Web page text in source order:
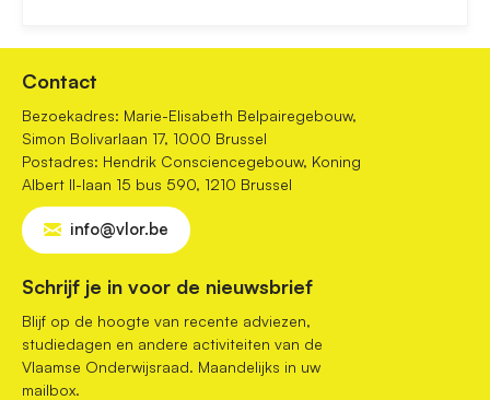
Contact
Bezoekadres: Marie-Elisabeth Belpairegebouw,
Simon Bolivarlaan 17, 1000 Brussel
Postadres: Hendrik Consciencegebouw, Koning
Albert II-laan 15 bus 590, 1210 Brussel
info@vlor.be
Schrijf je in voor de nieuwsbrief
Blijf op de hoogte van recente adviezen,
studiedagen en andere activiteiten van de
Vlaamse Onderwijsraad. Maandelijks in uw
mailbox.